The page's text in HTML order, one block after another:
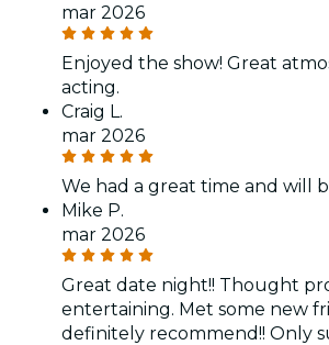
mar 2026
Enjoyed the show! Great
acting.
Craig L.
mar 2026
We had a great time and will
Mike P.
mar 2026
Great date night!! Thought
entertaining. Met some new
definitely recommend!! Only